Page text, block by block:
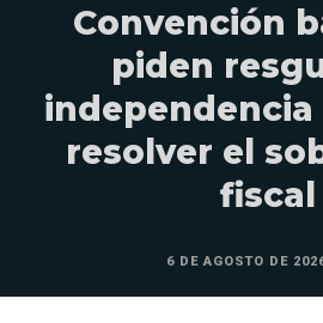
Convención
piden
independencia
resolver el
fiscal
6 DE AGOSTO DE